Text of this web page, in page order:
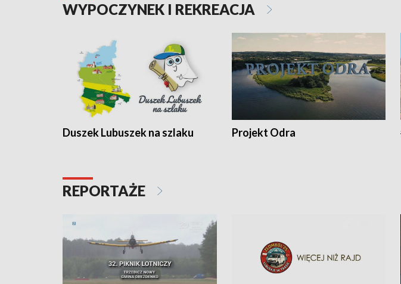
WYPOCZYNEK I REKREACJA
Duszek Lubuszek na szlaku Projekt Odra
REPORTAŻE